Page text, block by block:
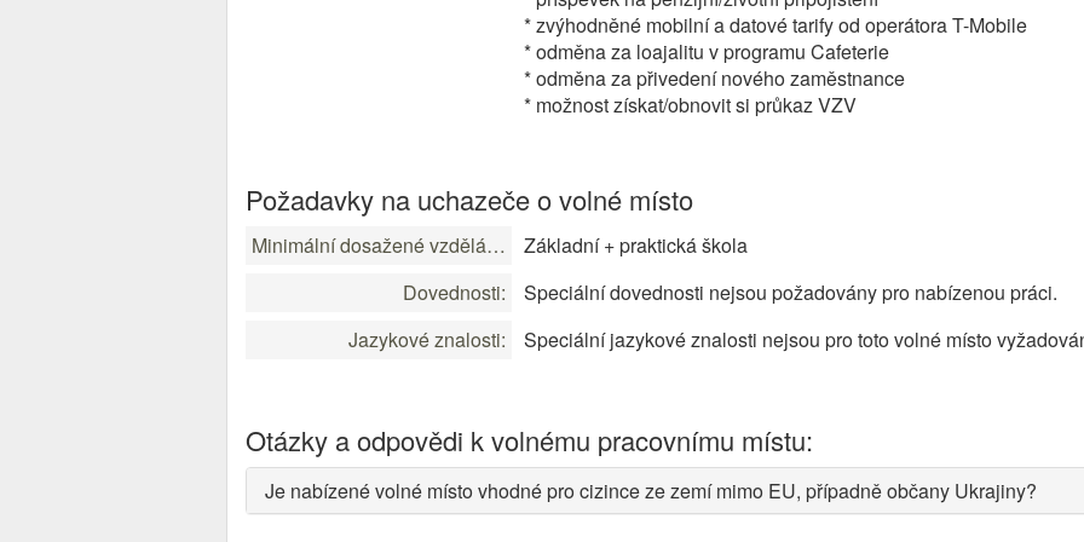
* zvýhodněné mobilní a datové tarify od operátora T-Mobile
* odměna za loajalitu v programu Cafeterie
* odměna za přivedení nového zaměstnance
* možnost získat/obnovit si průkaz VZV
Požadavky na uchazeče o volné místo
Minimální dosažené vzdělání:
Základní + praktická škola
Dovednosti:
Speciální dovednosti nejsou požadovány pro nabízenou práci.
Jazykové znalosti:
Speciální jazykové znalosti nejsou pro toto volné místo
Otázky a odpovědi k volnému pracovnímu místu:
Je nabízené volné místo vhodné pro cizince ze zemí mimo EU, případně občany Ukrajiny?